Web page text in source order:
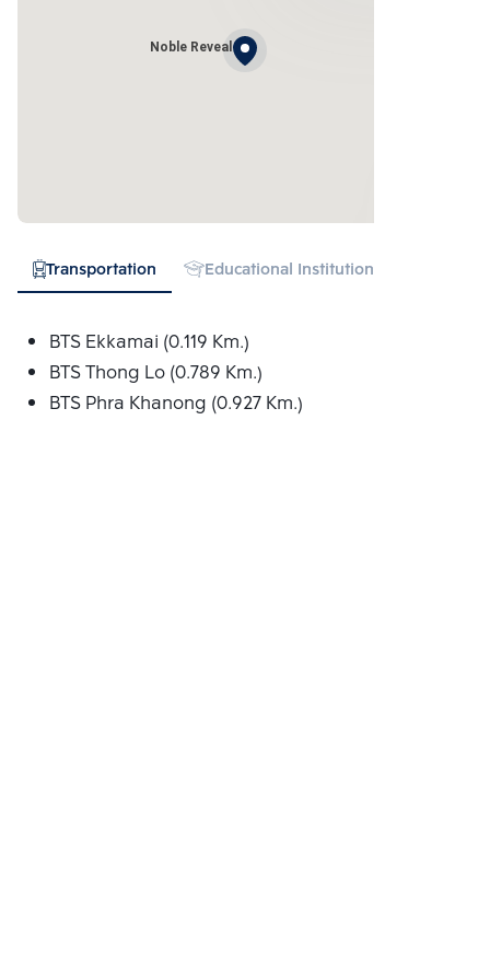
Noble Reveal
Transportation Educational Institution
BTS Ekkamai (0.119 Km.)
BTS Thong Lo (0.789 Km.)
BTS Phra Khanong (0.927 Km.)